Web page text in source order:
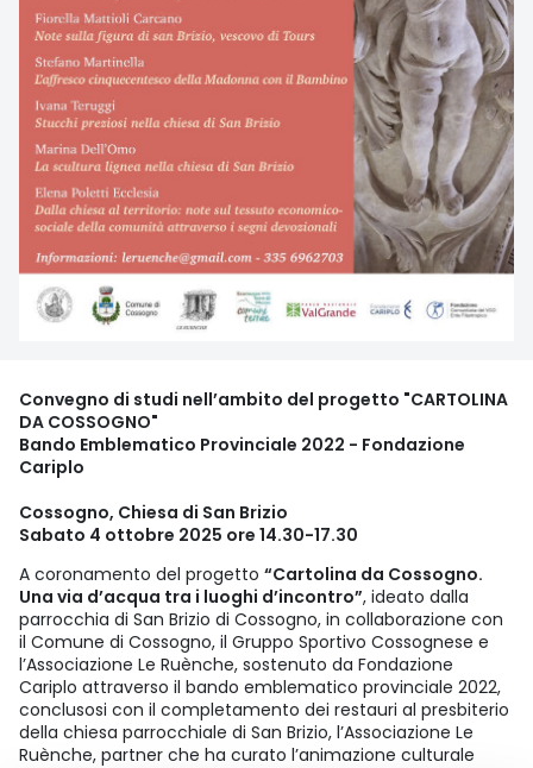
Convegno di studi nell’ambito del progetto "CARTOLINA
DA COSSOGNO"
Bando Emblematico Provinciale 2022 - Fondazione
Cariplo
Cossogno, Chiesa di San Brizio
Sabato 4 ottobre 2025 ore 14.30-17.30
A coronamento del progetto “Cartolina da Cossogno.
Una via d’acqua tra i luoghi d’incontro”, ideato dalla
parrocchia di San Brizio di Cossogno, in collaborazione con
il Comune di Cossogno, il Gruppo Sportivo Cossognese e
l’Associazione Le Ruènche, sostenuto da Fondazione
Cariplo attraverso il bando emblematico provinciale 2022,
conclusosi con il completamento dei restauri al presbiterio
della chiesa parrocchiale di San Brizio, l’Associazione Le
Ruènche, partner che ha curato l’animazione culturale